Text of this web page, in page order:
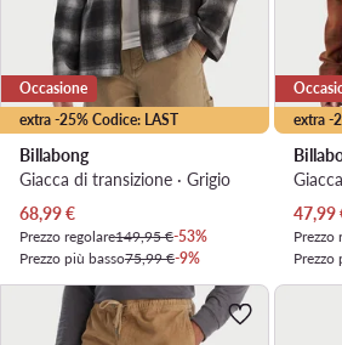
extra -25% Codice: LAST
Occasione
Billabong
Giacca di transizione · Grigio
Prezzo attuale
68,99€
Prezzo regolare149,95 €-53%
Prezzo più basso75,99 €-9%
extra -
47,99
Prezzo
Prezzo